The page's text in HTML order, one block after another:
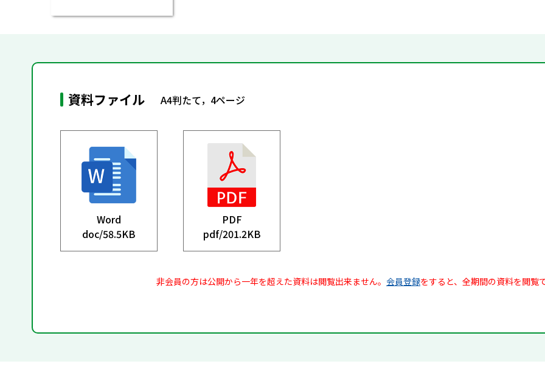
資料ファイル A4判たて，4ページ
Word
doc/58.5KB
PDF
pdf/201.2KB
非会員の方は公開から一年を超えた資料は閲覧出来ません。 会員登録をすると、全期間の資料を閲覧